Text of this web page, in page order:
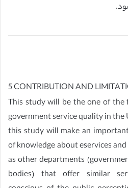
5 CONTRIBUTION AND
This study will be the one of
government service quality in the
this study will make an
of knowledge about eservices
as other departments
bodies) that offer similar